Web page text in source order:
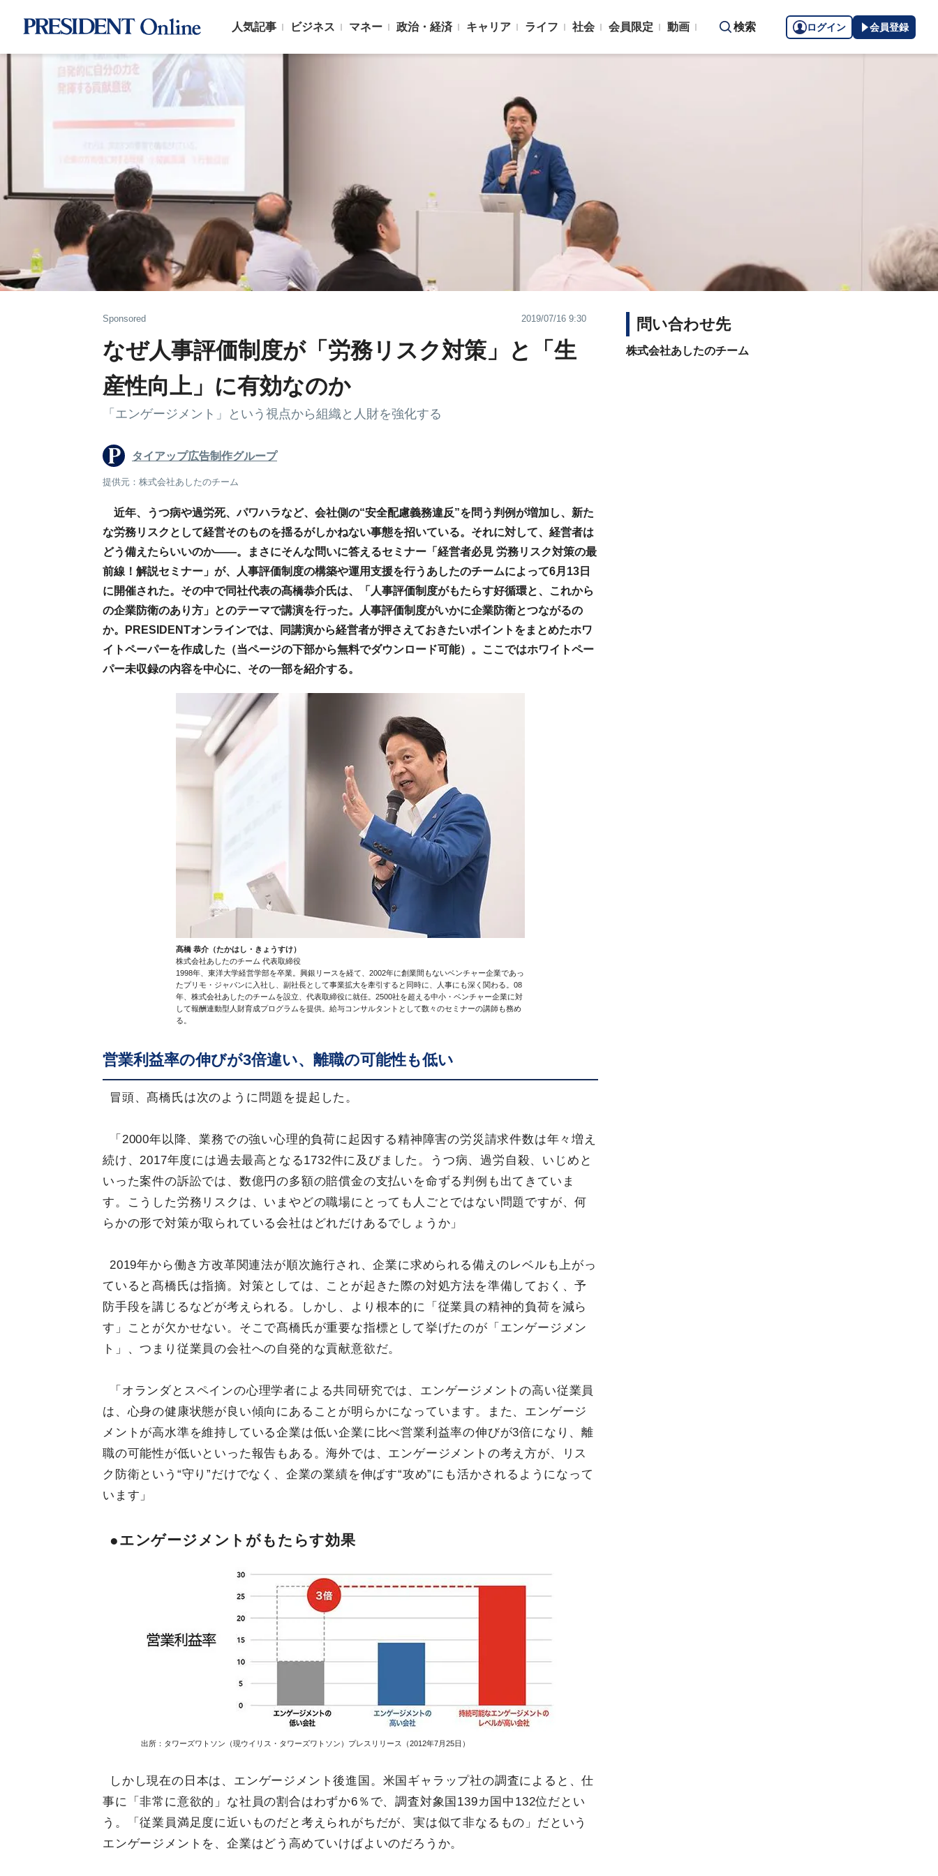
人気記事 ビジネス マネー 政治・経済 キャリア ライフ 社会 会員限定 動画 検索 ログイン 会員登録
Sponsored 2019/07/16 9:30
なぜ人事評価制度が「労務リスク対策」と「生
産性向上」に有効なのか
「エンゲージメント」という視点から組織と人財を強化する
タイアップ広告制作グループ
提供元：株式会社あしたのチーム
近年、うつ病や過労死、パワハラなど、会社側の“安全配慮義務違反”を問う判例が増加し、新た
な労務リスクとして経営そのものを揺るがしかねない事態を招いている。それに対して、経営者は
どう備えたらいいのか――。まさにそんな問いに答えるセミナー「経営者必見 労務リスク対策の最
前線！解説セミナー」が、人事評価制度の構築や運用支援を行うあしたのチームによって6月13日
に開催された。その中で同社代表の髙橋恭介氏は、「人事評価制度がもたらす好循環と、これから
の企業防衛のあり方」とのテーマで講演を行った。人事評価制度がいかに企業防衛とつながるの
か。PRESIDENTオンラインでは、同講演から経営者が押さえておきたいポイントをまとめたホワ
イトペーパーを作成した（当ページの下部から無料でダウンロード可能）。ここではホワイトペー
パー未収録の内容を中心に、その一部を紹介する。
髙橋 恭介（たかはし・きょうすけ）
株式会社あしたのチーム 代表取締役
1998年、東洋大学経営学部を卒業。興銀リースを経て、2002年に創業間もないベンチャー企業であっ
たプリモ・ジャパンに入社し、副社長として事業拡大を牽引すると同時に、人事にも深く関わる。08
年、株式会社あしたのチームを設立、代表取締役に就任。2500社を超える中小・ベンチャー企業に対
して報酬連動型人財育成プログラムを提供。給与コンサルタントとして数々のセミナーの講師も務め
る。
営業利益率の伸びが3倍違い、離職の可能性も低い
冒頭、髙橋氏は次のように問題を提起した。
「2000年以降、業務での強い心理的負荷に起因する精神障害の労災請求件数は年々増え
続け、2017年度には過去最高となる1732件に及びました。うつ病、過労自殺、いじめと
いった案件の訴訟では、数億円の多額の賠償金の支払いを命ずる判例も出てきていま
す。こうした労務リスクは、いまやどの職場にとっても人ごとではない問題ですが、何
らかの形で対策が取られている会社はどれだけあるでしょうか」
2019年から働き方改革関連法が順次施行され、企業に求められる備えのレベルも上がっ
ていると髙橋氏は指摘。対策としては、ことが起きた際の対処方法を準備しておく、予
防手段を講じるなどが考えられる。しかし、より根本的に「従業員の精神的負荷を減ら
す」ことが欠かせない。そこで髙橋氏が重要な指標として挙げたのが「エンゲージメン
ト」、つまり従業員の会社への自発的な貢献意欲だ。
「オランダとスペインの心理学者による共同研究では、エンゲージメントの高い従業員
は、心身の健康状態が良い傾向にあることが明らかになっています。また、エンゲージ
メントが高水準を維持している企業は低い企業に比べ営業利益率の伸びが3倍になり、離
職の可能性が低いといった報告もある。海外では、エンゲージメントの考え方が、リス
ク防衛という“守り”だけでなく、企業の業績を伸ばす“攻め”にも活かされるようになって
います」
●エンゲージメントがもたらす効果
出所：タワーズワトソン（現ウイリス・タワーズワトソン）プレスリリース（2012年7月25日）
しかし現在の日本は、エンゲージメント後進国。米国ギャラップ社の調査によると、仕
事に「非常に意欲的」な社員の割合はわずか6％で、調査対象国139カ国中132位だとい
う。「従業員満足度に近いものだと考えられがちだが、実は似て非なるもの」だという
エンゲージメントを、企業はどう高めていけばよいのだろうか。
問い合わせ先
株式会社あしたのチーム